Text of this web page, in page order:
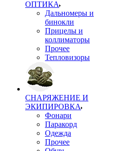
ОПТИКА
Дальномеры и
бинокли
Прицелы и
коллиматоры
Прочее
Тепловизоры
СНАРЯЖЕНИЕ И
ЭКИПИРОВКА
Фонари
Паракорд
Одежда
Прочее